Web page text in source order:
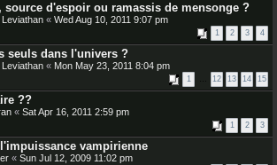
source d'espoir ou ramassis de mensonge ?
Leviathan « Wed Aug 10, 2011 9:07 pm
1 2 3 4
seuls dans l'univers ?
Leviathan « Mon May 23, 2011 8:04 pm
1 … 12 13 14 15
??
« Sat Apr 16, 2011 2:59 pm
1 2 3
vampirienne
« Sun Jul 12, 2009 11:02 pm